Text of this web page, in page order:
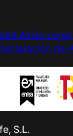
Aviso Legal
de
S.L.